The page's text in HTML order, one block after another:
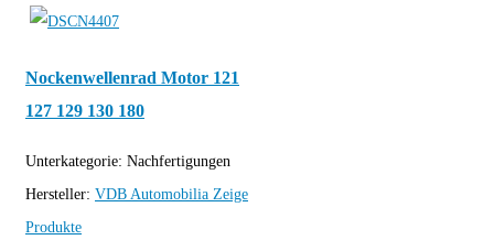
Nockenwellenrad Motor 121
127 129 130 180
Unterkategorie: Nachfertigungen
Hersteller: VDB Automobilia Zeige
Produkte